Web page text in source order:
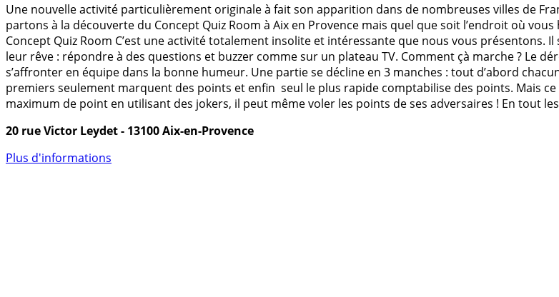
Une nouvelle activité particulièrement originale à fait son apparition dans de nombreuses villes de
partons à la découverte du Concept Quiz Room à Aix en Provence mais quel que soit l’endroit où
Concept Quiz Room C’est une activité totalement insolite et intéressante que nous vous présentons.
leur rêve : répondre à des questions et buzzer comme sur un plateau TV. Comment çà marche ? Le
s’affronter en équipe dans la bonne humeur. Une partie se décline en 3 manches : tout d’abord
premiers seulement marquent des points et enfin seul le plus rapide comptabilise des points. Mais
maximum de point en utilisant des jokers, il peut même voler les points de ses adversaires ! En tout
20 rue Victor Leydet - 13100 Aix-en-Provence
Plus d'informations